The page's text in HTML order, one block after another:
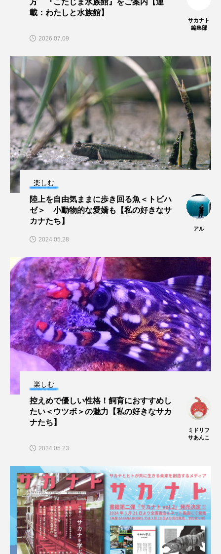
雷魚
骨 魚介類 魚卵
魚食 鯛の鯛 鯨類 鰭脚類
鳥羽水族館 鴨川シーワールド
載：わたしと水族館】
サカナト
編集部
2026.07.09
楽しむ
陸上を自由気ままに歩き回る魚＜トビハ
ゼ＞ 小動物的な愛嬌も【私の好きなサ
カナたち】
アル
2024.05.28
楽しむ
控えめで優しい性格！飼育におすすめし
たい＜ウツボ＞の魅力【私の好きなサカ
ナたち】
ミドリフ
サあんこ
2024.05.23